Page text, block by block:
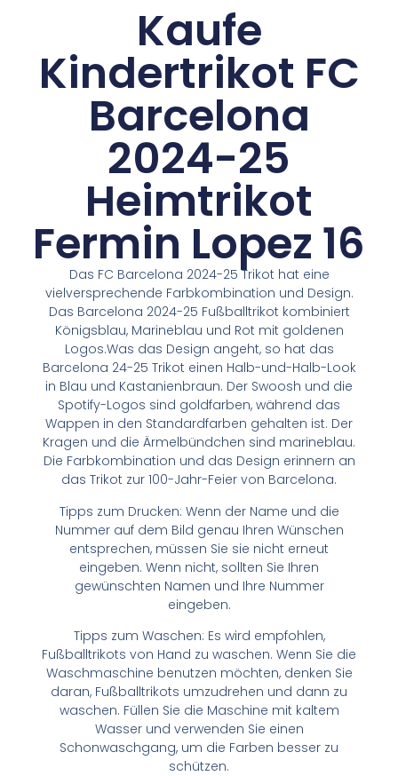
Kaufe
Kindertrikot FC
Barcelona
2024-25
Heimtrikot
Fermin Lopez 16
Das FC Barcelona 2024-25 Trikot hat eine
vielversprechende Farbkombination und Design.
Das Barcelona 2024-25 Fußballtrikot kombiniert
Königsblau, Marineblau und Rot mit goldenen
Logos.Was das Design angeht, so hat das
Barcelona 24-25 Trikot einen Halb-und-Halb-Look
in Blau und Kastanienbraun. Der Swoosh und die
Spotify-Logos sind goldfarben, während das
Wappen in den Standardfarben gehalten ist. Der
Kragen und die Ärmelbündchen sind marineblau.
Die Farbkombination und das Design erinnern an
das Trikot zur 100-Jahr-Feier von Barcelona.
Tipps zum Drucken: Wenn der Name und die
Nummer auf dem Bild genau Ihren Wünschen
entsprechen, müssen Sie sie nicht erneut
eingeben. Wenn nicht, sollten Sie Ihren
gewünschten Namen und Ihre Nummer
eingeben.
Tipps zum Waschen: Es wird empfohlen,
Fußballtrikots von Hand zu waschen. Wenn Sie die
Waschmaschine benutzen möchten, denken Sie
daran, Fußballtrikots umzudrehen und dann zu
waschen. Füllen Sie die Maschine mit kaltem
Wasser und verwenden Sie einen
Schonwaschgang, um die Farben besser zu
schützen.